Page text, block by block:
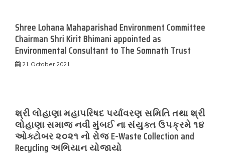
Shree Lohana Mahaparishad Environment Committee
Chairman Shri Kirit Bhimani appointed as
Environmental Consultant to The Somnath Trust
21 October 2021
શ્રી લોહાણા મહાપરિષદ પર્યાવરણ સમિતિ તથા શ્રી
લોહાણા સમાજ નવી મુંબઈ ના સંયુક્ત ઉપક્રમે ૧૪
ઓક્ટોબર ૨૦૨૧ નો રોજ E-Waste Collection and
Recycling અભિયાન યોજાયો